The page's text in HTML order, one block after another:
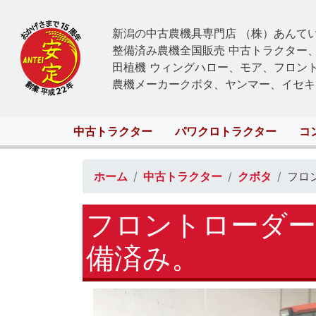
新潟の中古農機具専門店 （株）あんて
整備済み農機全国販売 中古トラクター
田植機 ウィングハロー、モア、フロン
農機メーカークボタ、ヤンマー、イセ
Main
navigation
中古トラクター パワクロトラクター コ
ホーム 中古トラクター クボタ フロ
フロントローダ
備済み。